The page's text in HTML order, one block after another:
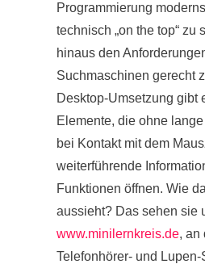
Programmierung
technisch „on the top“ zu
hinaus den
Suchmaschinen gerecht
Desktop-Umsetzung gibt
Elemente, die ohne
bei Kontakt mit dem
weiterführende
Funktionen öffnen. Wie
aussieht? Das sehen sie
www.minilernkreis.de, an
Telefonhörer- und